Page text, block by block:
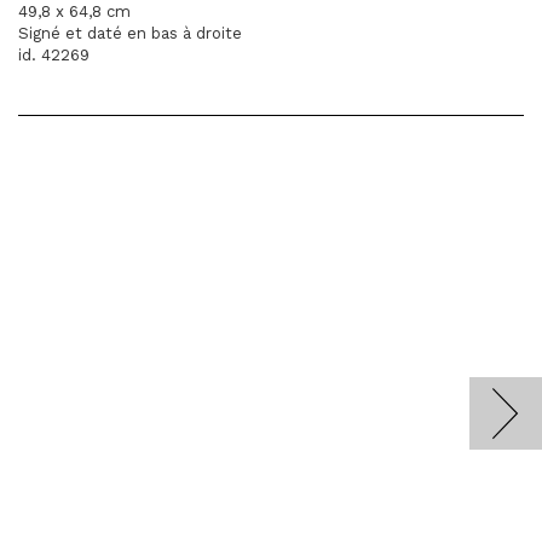
49,8 x 64,8 cm
Signé et daté en bas à droite
id. 42269